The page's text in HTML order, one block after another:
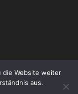
die Website weiter
aus.